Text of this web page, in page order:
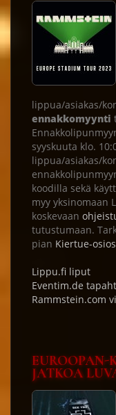
lippua/asiakas/
ennakkomyynti
syyskuuta klo.
lippua/asiakas/
koodilla sekä
myy yksinomaan
koskevaan
tutustumaan.
pian Kiertue-
Lippu.fi liput
Eventim.de
Rammstein.com
EUROOPAN-
JATKOA